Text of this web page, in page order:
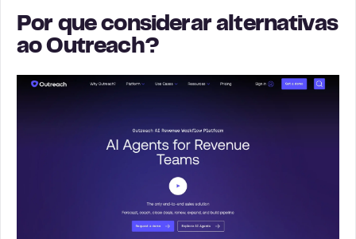
Por que considerar alternativas
ao Outreach?